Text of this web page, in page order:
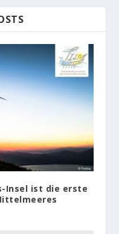
Insel ist die erste